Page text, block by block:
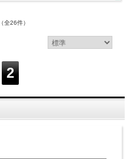
（全26件）
2